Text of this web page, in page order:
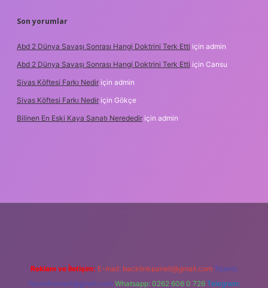
Son yorumlar
Abd 2 Dünya Savaşı Sonrası Hangi Doktrini Terk Etti için admin
Abd 2 Dünya Savaşı Sonrası Hangi Doktrini Terk Etti için Cansu
Sivas Köftesi Farkı Nedir için admin
Sivas Köftesi Farkı Nedir için Gökçe
Bilinen En Eski Kaya Sanatı Nerededir için admin
Reklam ve İletişim: E-mail: backlinkpaneli@gmail.com Teams:
forumhizmeti@gmail.com Whatsapp: 0262 606 0 726 Telegram: